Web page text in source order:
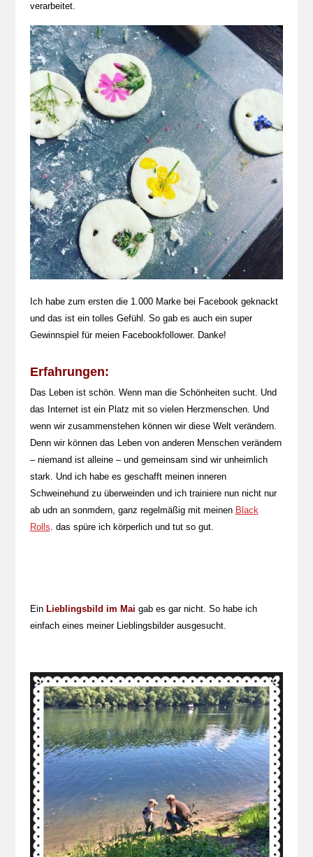
verarbeitet.
Ich habe zum ersten die 1.000 Marke bei Facebook geknackt
und das ist ein tolles Gefühl. So gab es auch ein super
Gewinnspiel für meien Facebookfollower. Danke!
Erfahrungen:
Das Leben ist schön. Wenn man die Schönheiten sucht. Und
das Internet ist ein Platz mit so vielen Herzmenschen. Und
wenn wir zusammenstehen können wir diese Welt verändern.
Denn wir können das Leben von anderen Menschen verändern
– niemand ist alleine – und gemeinsam sind wir unheimlich
stark. Und ich habe es geschafft meinen inneren
Schweinehund zu überweinden und ich trainiere nun nicht nur
ab udn an sonmdern, ganz regelmäßig mit meinen Black
Rolls . das spüre ich körperlich und tut so gut.
Ein Lieblingsbild im Mai gab es gar nicht. So habe ich
einfach eines meiner Lieblingsbilder ausgesucht.